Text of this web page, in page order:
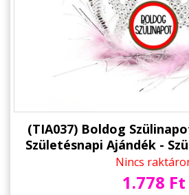
(TIA037) Boldog
Születésnapi Ajándék -
Kellék
Nincs
1.778 Ft